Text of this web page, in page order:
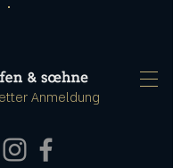
Anmeldung